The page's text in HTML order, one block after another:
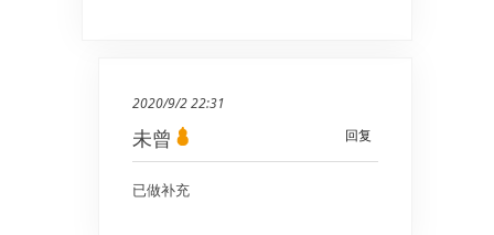
2020/9/2 22:31
回复
未曾
已做补充